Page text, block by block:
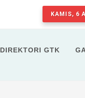
KAMIS, 6
DIREKTORI GTK